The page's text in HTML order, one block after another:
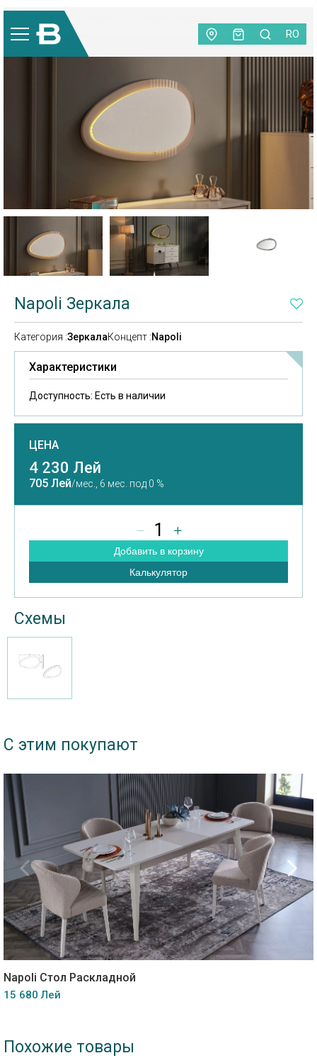
RO
Home Decor
Napoli Зеркала
Категория :ЗеркалаКонцепт :Napoli
Характеристики
Доступность: Есть в наличии
ЦЕНА
4 230 Лей
705 Лей/мес., 6 мес. под 0 %
1
Добавить в корзину
Калькулятор
Схемы
С этим покупают
Napoli Стол Раскладной
15 680 Лей
Похожие товары